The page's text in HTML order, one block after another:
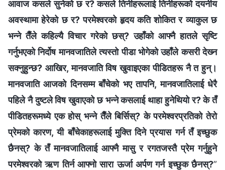
आवाज कसले सुनेको छ र? कसले तिनीहरूलाई तिनीहरूको दयनीय
अवस्थामा हेरेको छ र? परमेश्‍वरको हृदय कति शोकित र व्याकुल छ
भन्‍ने तैँले कहिल्यै विचार गरेको छस्? उहाँको आफ्‍नै हातले सृष्टि
गर्नुभएको निर्दोष मानवजातिले त्यस्तो पीडा भोगेको उहाँले कसरी देख्‍न
सक्‍नुहुन्छ? आखिर, मानवजाति विष खुवाइएका पीडितहरू नै त हुन्।
मानवजाति आजको दिनसम्‍म बाँचेको भए तापनि, मानवजातिलाई धेरै
पहिले नै दुष्टले विष खुवाएको छ भन्‍ने कसलाई थाहा हुनेथियो र? के तँ
पीडितहरूमध्ये एक होस् भन्‍ने तैँले बिर्सिस्? के परमेश्‍वरप्रतिको तेरो
प्रेमको कारण, यी बाँचेकाहरूलाई मुक्ति दिने प्रयास गर्न तँ इच्‍छुक
छैनस्? के तँ मानवजातिलाई आफ्‍नै मासु र रगतजस्तै प्रेम गर्नुहुने
परमेश्‍वरको ऋण तिर्न आफ्‍नो सारा ऊर्जा अर्पण गर्न इच्‍छुक छैनस्?”